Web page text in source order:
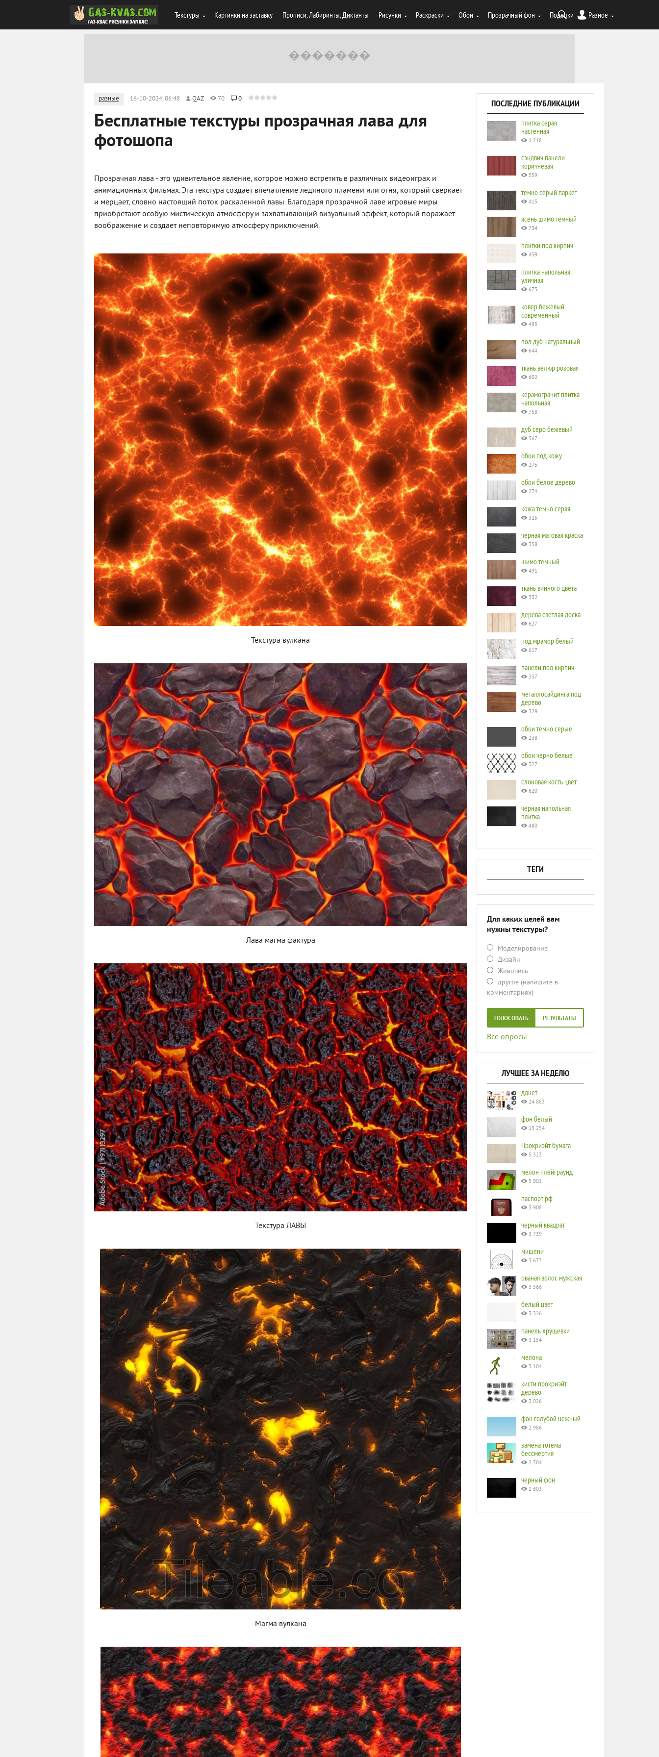
Текстуры Картинки на заставку Прописи, Лабиринты, Диктанты Рисунки Раскраски Обои Прозрачный фон Поделки Разное
разные 16-10-2024, 06:48 QAZ 70 0
Бесплатные текстуры прозрачная лава для
фотошопа
Прозрачная лава - это удивительное явление, которое можно встретить в различных видеоиграх и
анимационных фильмах. Эта текстура создает впечатление ледяного пламени или огня, который сверкает
и мерцает, словно настоящий поток раскаленной лавы. Благодаря прозрачной лаве игровые миры
приобретают особую мистическую атмосферу и захватывающий визуальный эффект, который поражает
воображение и создает неповторимую атмосферу приключений.
Текстура вулкана
Лава магма фактура
Текстура ЛАВЫ
Магма вулкана
ПОСЛЕДНИЕ ПУБЛИКАЦИИ
плитка серая
настенная
1 218
сэндвич панели
коричневая
559
темно серый паркет
415
ясень шимо темный
734
плитки под кирпич
459
плитка напольная
уличная
673
ковер бежевый
современный
495
пол дуб натуральный
644
ткань велюр розовая
602
керамогранит плитка
напольная
758
дуб серо бежевый
567
обои под кожу
275
обои белое дерево
274
кожа темно серая
325
черная матовая краска
358
шимо темный
491
ткань винного цвета
332
дерева светлая доска
627
под мрамор белый
617
панели под кирпич
337
металлосайдинга под
дерево
329
обои темно серые
238
обои черно белые
327
слоновая кость цвет
620
черная напольная
плитка
480
ТЕГИ
Для каких целей вам
нужны текстуры?
Моделирование
Дизайн
Живопись
другое (напишите в
комментариях)
ГОЛОСОВАТЬ РЕЗУЛЬТАТЫ
Все опросы
ЛУЧШЕЕ ЗА НЕДЕЛЮ
дднет
24 883
фон белый
13 254
Прокриэйт бумага
5 323
мелон плейграунд
5 001
паспорт рф
3 908
черный квадрат
3 739
мишени
3 673
рваная волос мужская
3 566
белый цвет
3 326
панель хрущевки
3 154
мелона
3 104
кисти прокриэйт
дерево
3 026
фон голубой нежный
2 986
замена тотема
бессмертия
2 704
черный фон
2 603